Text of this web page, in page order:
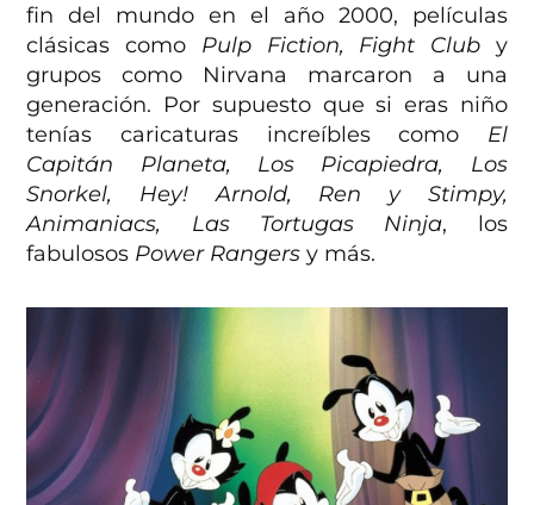
fin del mundo en el año 2000, películas
clásicas como Pulp Fiction, Fight Cluby
grupos como Nirvana marcaron a una
generación. Por supuesto que si eras niño
tenías caricaturas increíbles como El
Capitán Planeta, Los Picapiedra, Los
Snorkel, Hey! Arnold, Ren y Stimpy,
Animaniacs, Las Tortugas Ninja, los
fabulosos Power Rangers y más.